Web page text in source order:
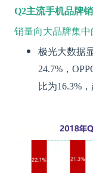
Q2主流手机品牌
销量向大品牌集
极光大数据
24.7%，
比为16.3%